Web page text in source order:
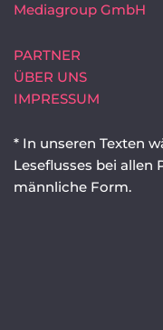
Mediagroup GmbH
PARTNER
ÜBER UNS
IMPRESSUM
* In unseren Texten
Leseflusses bei allen
männliche Form.